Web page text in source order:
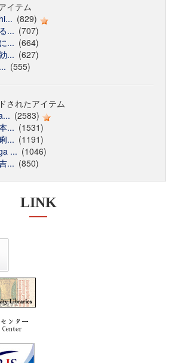
イテム
(829)
... (707)
... (664)
... (627)
(555)
されたアイテム
(2583)
... (1531)
... (1191)
... (1046)
... (850)
LINK